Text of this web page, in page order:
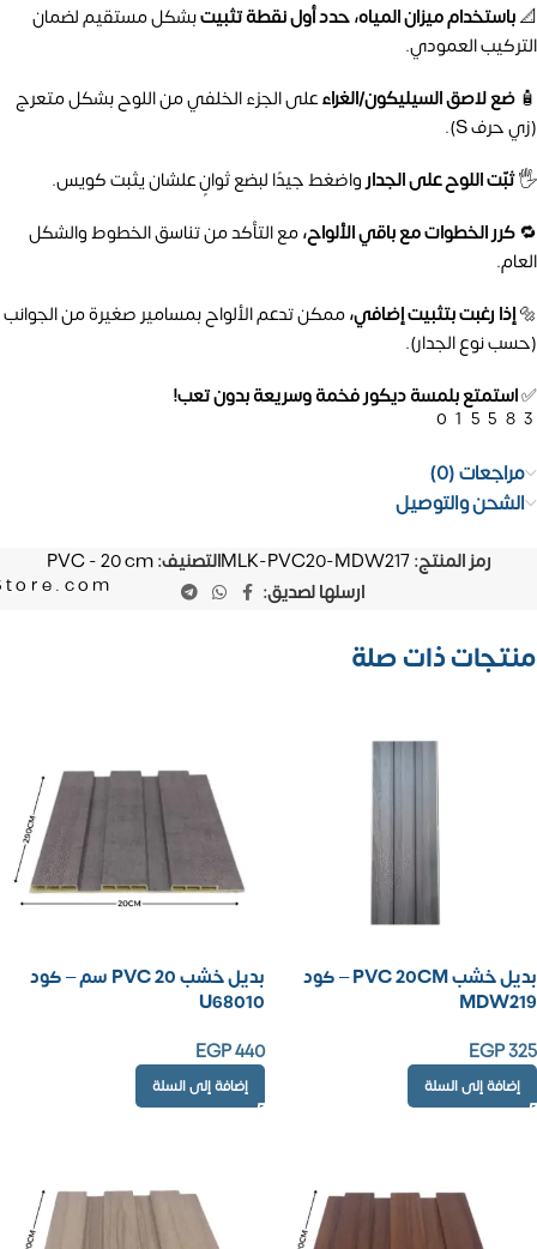
📐باستخدام ميزان المياه، حدد أول نقطة تثبيتبشكل مستقيم لضمان
التركيب العمودي.
🧴 ضع لاصق السيليكون/الغراءعلى الجزء الخلفي من اللوح بشكل متعرج
(زي حرف S).
🖐️ثبّت اللوح على الجدارواضغط جيدًا لبضع ثوانٍ علشان يثبت كويس.
🔁كرر الخطوات مع باقي الألواح،مع التأكد من تناسق الخطوط والشكل
العام.
🔩إذا رغبت بتثبيت إضافي،ممكن تدعم الألواح بمسامير صغيرة من الجوانب
(حسب نوع الجدار).
✅استمتع بلمسة ديكور فخمة وسريعة بدون تعب!
مراجعات (0)
الشحن والتوصيل
رمز المنتج:MLK-PVC20-MDW217التصنيف:PVC - 20 cm
ارسلها لصديق:
منتجات ذات صلة
بديل خشب PVC 20CM – كود
MDW219
EGP325
إضافة إلى السلة
بديل خشب PVC 20 سم – كود
U68010
EGP440
إضافة إلى السلة